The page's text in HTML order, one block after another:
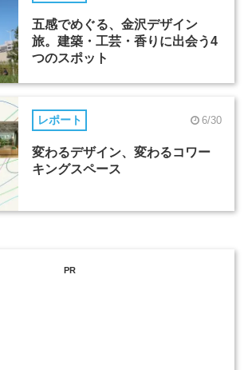
五感でめぐる、金沢デザイン
旅。建築・工芸・香りに出会う4
つのスポット
レポート 6/30
変わるデザイン、変わるコワー
キングスペース
PR